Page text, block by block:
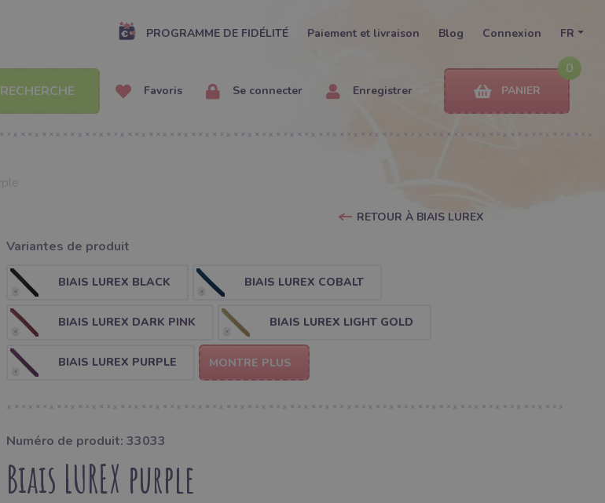
PROGRAMME DE FIDÉLITÉ Paiement et livraison Blog Connexion FR
RECHERCHE Favoris Se connecter Enregistrer
0
PANIER
RETOUR À BIAIS LUREX
Variantes de produit
BIAIS LUREX BLACK BIAIS LUREX COBALT
BIAIS LUREX DARK PINK BIAIS LUREX LIGHT GOLD
BIAIS LUREX PURPLE MONTRE PLUS
Numéro de produit: 33033
Biais LUREX purple